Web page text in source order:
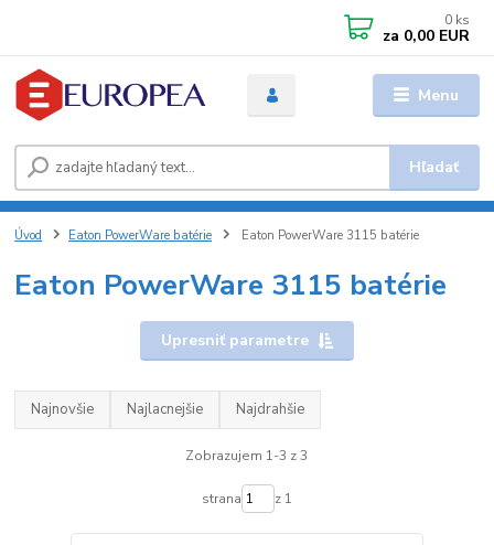
Menu
Hľadať
0 ks
za 0,00 EUR
Úvod Eaton PowerWare batérie Eaton PowerWare 3115 batérie
Eaton PowerWare 3115 batérie
Upresniť parametre
Najnovšie Najlacnejšie Najdrahšie
Zobrazujem 1-3 z 3
strana z 1